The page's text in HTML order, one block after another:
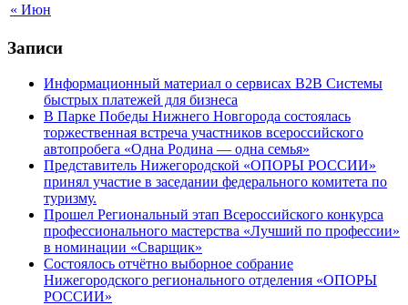
« Июн
Записи
Информационный материал о сервисах В2В Системы
быстрых платежей для бизнеса
В Парке Победы Нижнего Новгорода состоялась
торжественная встреча участников всероссийского
автопробега «Одна Родина — одна семья»
Представитель Нижегородской «ОПОРЫ РОССИИ»
принял участие в заседании федерального комитета по
туризму.
Прошел Региональный этап Всероссийского конкурса
профессионального мастерства «Лучший по профессии»
в номинации «Сварщик»
Состоялось отчётно выборное собрание
Нижегородского регионального отделения «ОПОРЫ
РОССИИ»